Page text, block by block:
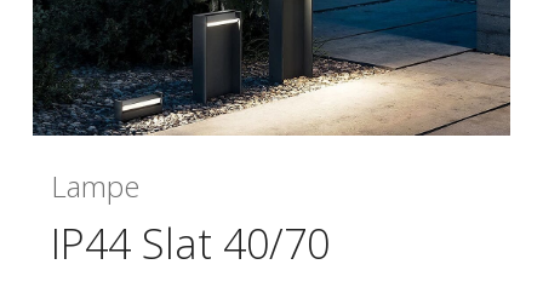
Lampe
IP44 Slat 40/70